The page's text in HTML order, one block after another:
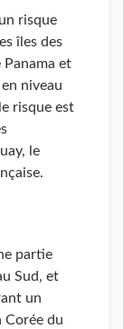
risque
îles des
et
niveau
risque est
le
partie
Sud, et
un
Corée du